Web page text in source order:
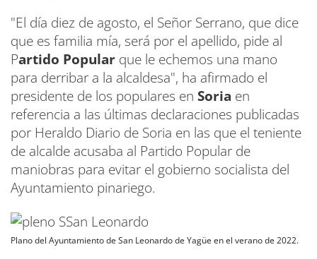
"El día diez de agosto, el Señor Serrano, que dice
que es familia mía, será por el apellido, pide al
Partido Popular que le echemos una mano
para derribar a la alcaldesa", ha afirmado el
presidente de los populares en Soria en
referencia a las últimas declaraciones publicadas
por Heraldo Diario de Soria en las que el teniente
de alcalde acusaba al Partido Popular de
maniobras para evitar el gobierno socialista del
Ayuntamiento pinariego.
Plano del Ayuntamiento de San Leonardo de Yagüe en el verano de 2022.